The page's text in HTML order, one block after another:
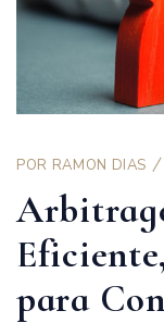
POR RAMON DIAS
para